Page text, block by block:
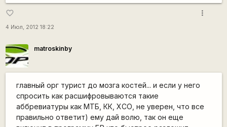
favorite_border
4 Июл, 2012 18:22
more_vert
matroskinby
главный орг турист до мозга костей... и если у него
спросить как расшифровываются такие
аббревиатуры как МТБ, КК, ХСО, не уверен, что все
правильно ответит) ему дай волю, так он еще